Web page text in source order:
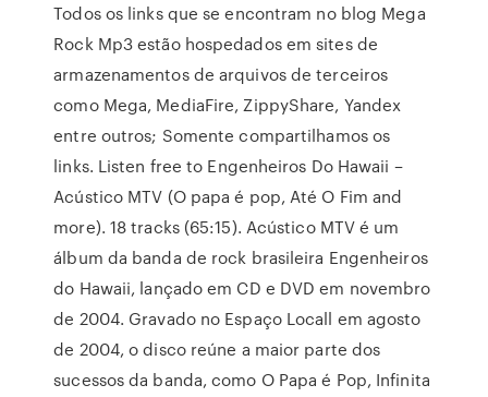
Todos os links que se encontram no blog Mega
Rock Mp3 estão hospedados em sites de
armazenamentos de arquivos de terceiros
como Mega, MediaFire, ZippyShare, Yandex
entre outros; Somente compartilhamos os
links. Listen free to Engenheiros Do Hawaii –
Acústico MTV (O papa é pop, Até O Fim and
more). 18 tracks (65:15). Acústico MTV é um
álbum da banda de rock brasileira Engenheiros
do Hawaii, lançado em CD e DVD em novembro
de 2004. Gravado no Espaço Locall em agosto
de 2004, o disco reúne a maior parte dos
sucessos da banda, como O Papa é Pop, Infinita